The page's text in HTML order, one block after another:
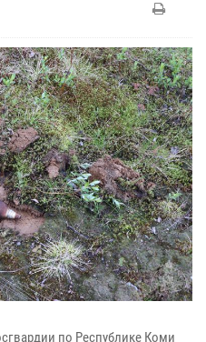
по Республике Коми